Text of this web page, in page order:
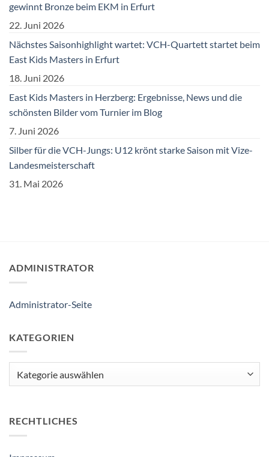
gewinnt Bronze beim EKM in Erfurt
22. Juni 2026
Nächstes Saisonhighlight wartet: VCH-Quartett startet beim
East Kids Masters in Erfurt
18. Juni 2026
East Kids Masters in Herzberg: Ergebnisse, News und die
schönsten Bilder vom Turnier im Blog
7. Juni 2026
Silber für die VCH-Jungs: U12 krönt starke Saison mit Vize-
Landesmeisterschaft
31. Mai 2026
ADMINISTRATOR
Administrator-Seite
KATEGORIEN
RECHTLICHES